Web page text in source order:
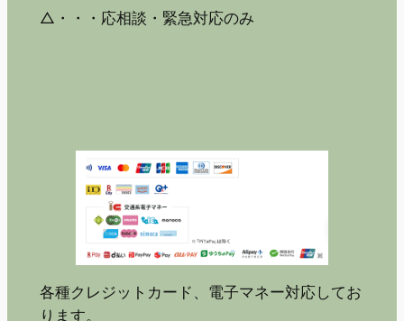
△・・・応相談・緊急対応のみ
各種クレジットカード、電子マネー対応してお
ります。